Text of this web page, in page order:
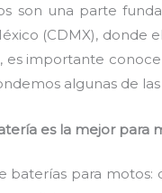
son una parte
(CDMX), donde
es importante
algunas de
es la mejor para
baterías para